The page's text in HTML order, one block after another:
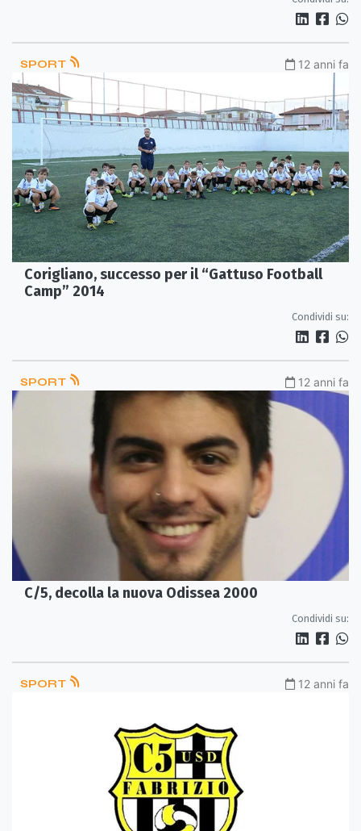
SPORT 12 anni fa
Corigliano, successo per il “Gattuso Football
Camp” 2014
Condividi su:
SPORT 12 anni fa
C/5, decolla la nuova Odissea 2000
Condividi su:
SPORT 12 anni fa